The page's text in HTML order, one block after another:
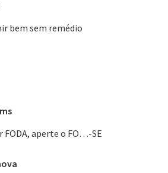
bem sem remédio
FODA, aperte o FO…-SE